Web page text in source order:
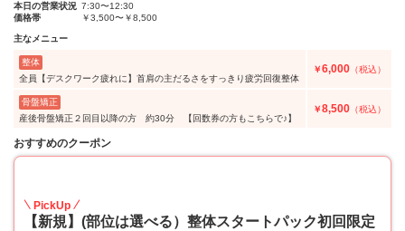
本日の営業状況 7:30〜12:30
価格帯
￥3,500〜￥8,500
主なメニュー
整体
全員【デスクワーク疲れに】首肩の主だるさをすっきり疲労回復整体
￥6,000 （税込）
骨盤矯正
産後骨盤矯正２回目以降の方 約30分 【回数券の方もこちらで♪】
￥8,500 （税込）
おすすめのクーポン
PickUp
【新規】(部位は選べる）整体スタートパック初回限定